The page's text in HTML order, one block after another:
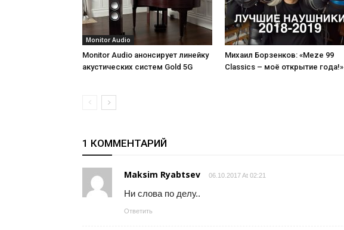
Monitor Audio
Monitor Audio анонсирует линейку
акустических систем Gold 5G
Михаил Борзенков: «Meze 99
Classics – моё открытие года!»
1 КОММЕНТАРИЙ
Maksim Ryabtsev 06.10.2017 At 02:21
Ни слова по делу..
Ответить